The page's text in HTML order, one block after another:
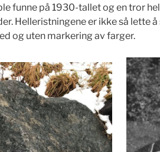
funne på 1930-tallet og en tror
Helleristningene er ikke så lette
og uten markering av farger.